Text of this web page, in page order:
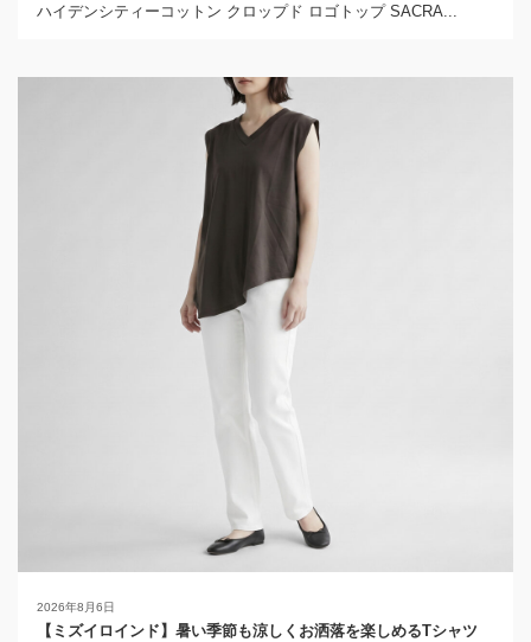
ハイデンシティーコットン クロップド ロゴトップ SACRA...
2026年8月6日
【ミズイロインド】暑い季節も涼しくお洒落を楽しめるTシャツ